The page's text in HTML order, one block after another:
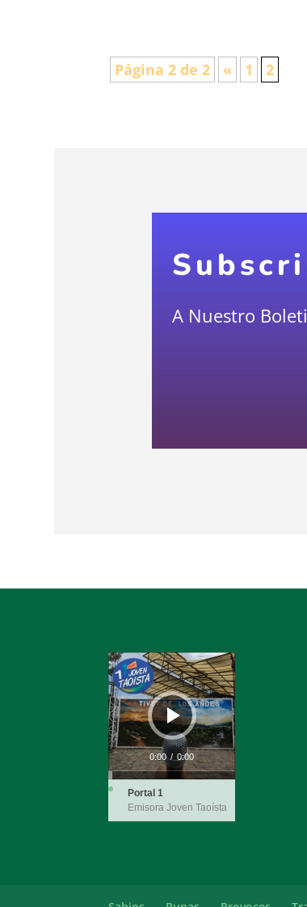
Página 2 de 2 « 1 2
A Nuestro
Reproductor
de
audio
0:00 / 0:00
Portal 1
Emisora Joven Taoísta